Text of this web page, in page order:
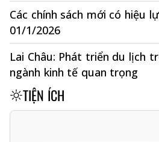
Các chính sách mới có hiệu
01/1/2026
Lai Châu: Phát triển du lịch
ngành kinh tế quan trọng
TIỆN ÍCH